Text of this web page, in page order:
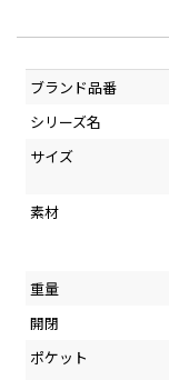
ブランド品番
シリーズ名
サイズ
素材
重量
開閉
ポケット